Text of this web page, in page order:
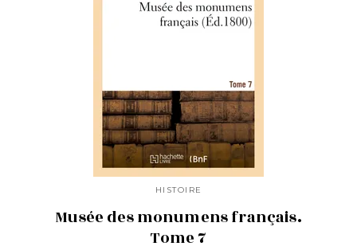
HISTOIRE
Musée des monumens français.
Tome 7